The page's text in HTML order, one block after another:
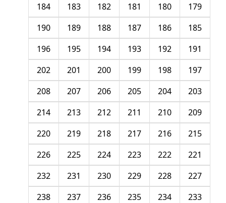
179
180
181
182
183
184
185
186
187
188
189
190
191
192
193
194
195
196
197
198
199
200
201
202
203
204
205
206
207
208
209
210
211
212
213
214
215
216
217
218
219
220
221
222
223
224
225
226
227
228
229
230
231
232
233
234
235
236
237
238